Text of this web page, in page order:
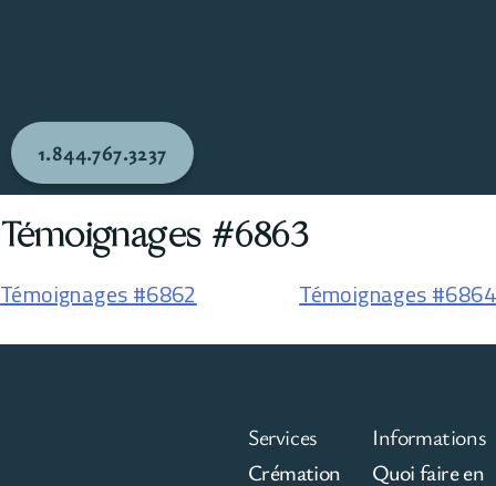
1.844.767.3237
Témoignages #6863
Témoignages #6862 Témoignages #6864
Services
Crémation
Informations
Quoi faire en